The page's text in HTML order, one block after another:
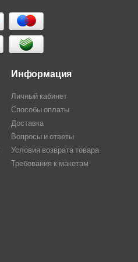
Информация
Личный кабинет
Способы оплаты
Доставка
Вопросы и ответы
Условия возврата товара
Требования к макетам